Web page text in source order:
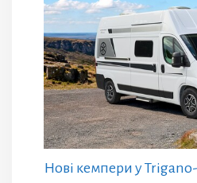
Нові кемпери у